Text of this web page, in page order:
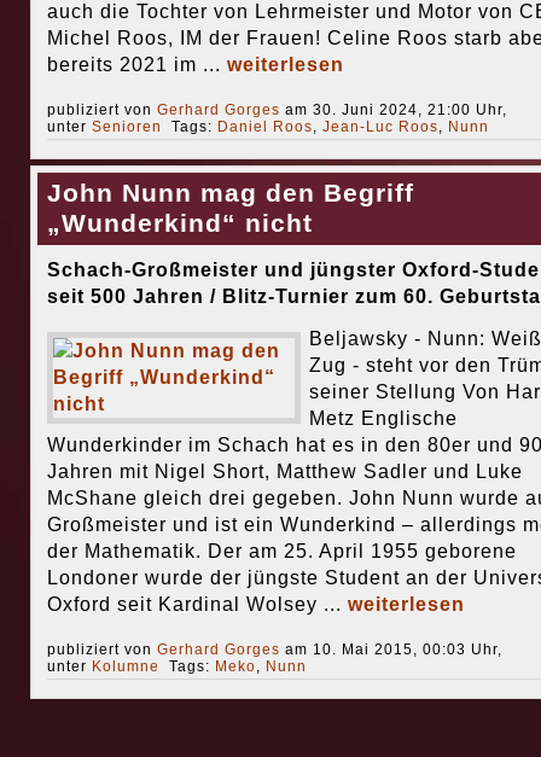
auch die Tochter von Lehrmeister und Motor von
Michel Roos, IM der Frauen! Celine Roos starb
bereits 2021 im ... weiterlesen
publiziert von Gerhard Gorges am 30. Juni 2024, 21:00 Uhr,
unter Senioren Tags: Daniel Roos, Jean-Luc Roos, Nunn
John Nunn mag den Begriff
„Wunderkind“ nicht
Schach-Großmeister und jüngster Oxford-
seit 500 Jahren / Blitz-Turnier zum 60.
Beljawsky - Nunn:
Zug - steht vor den
seiner Stellung Von
Metz Englische
Wunderkinder im Schach hat es in den 80er und
Jahren mit Nigel Short, Matthew Sadler und Luke
McShane gleich drei gegeben. John Nunn wurde
Großmeister und ist ein Wunderkind – allerdings
der Mathematik. Der am 25. April 1955 geborene
Londoner wurde der jüngste Student an der
Oxford seit Kardinal Wolsey ... weiterlesen
publiziert von Gerhard Gorges am 10. Mai 2015, 00:03 Uhr,
unter Kolumne Tags: Meko, Nunn